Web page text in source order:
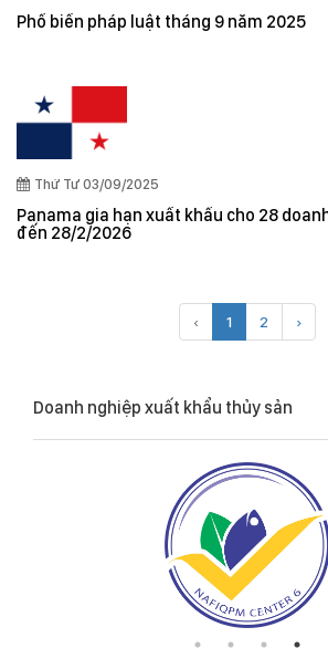
Phổ biến pháp luật tháng 9 năm 2025
Thứ Tư 03/09/2025
Panama gia hạn xuất khẩu cho 28
đến 28/2/2026
‹ 1 2 ›
Doanh nghiệp xuất khẩu thủy sản